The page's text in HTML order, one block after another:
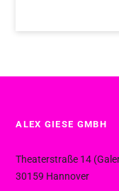
ALEX GIESE GMBH
Theaterstraße 14
30159 Hannover